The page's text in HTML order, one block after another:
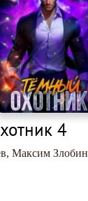
4
, Максим Злобин